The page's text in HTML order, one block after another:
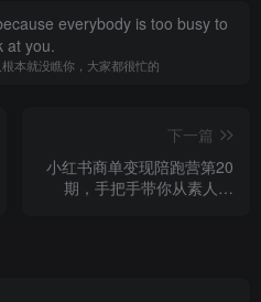
everybody is too busy to
at you.
本就没瞧你，大家都很忙的
下一篇
小红书商单变现陪跑营第20
期，手把手带你从素人到